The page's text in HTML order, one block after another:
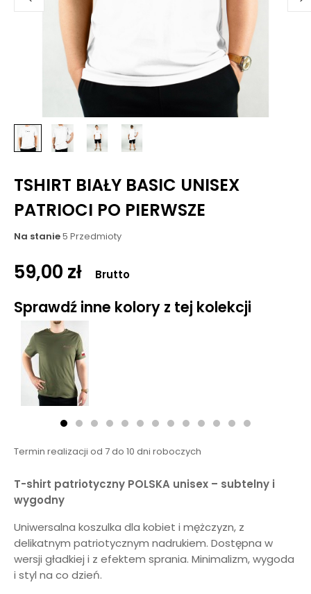
TSHIRT BIAŁY BASIC UNISEX
PATRIOCI PO PIERWSZE
Na stanie5 Przedmioty
59,00 zł Brutto
Sprawdź inne kolory z tej kolekcji
Termin realizacji od 7 do 10 dni roboczych
T-shirt patriotyczny POLSKA unisex – subtelny i
wygodny
Uniwersalna koszulka dla kobiet i mężczyzn, z
delikatnym patriotycznym nadrukiem. Dostępna w
wersji gładkiej i z efektem sprania. Minimalizm, wygoda
i styl na co dzień.